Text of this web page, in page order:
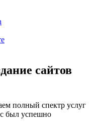
сайтов
полный спектр услуг
был успешно